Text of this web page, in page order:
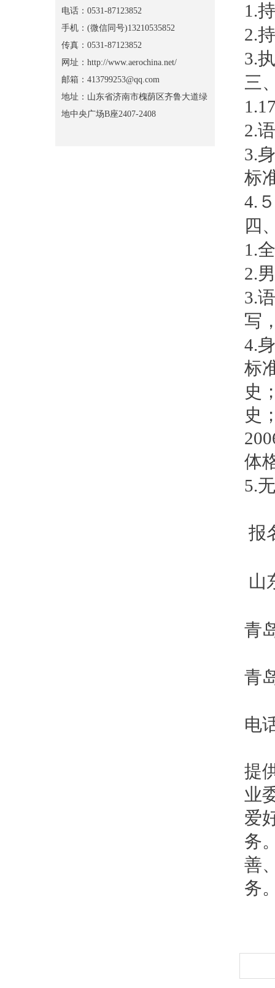
电话：0531-87123852
手机：(微信同号)13210535852
传真：0531-87123852
网址：http://www.aerochina.net/
邮箱：413799253@qq.com
地址：山东省济南市槐荫区齐鲁大道绿
地中央广场B座2407-2408
1.
2.
3.
三
2.
3.
标
4.
四
1.
2.
3.
写
4.
标
史
史
体
5.
报
山
青
青
电
提
业
爱
务
善
务